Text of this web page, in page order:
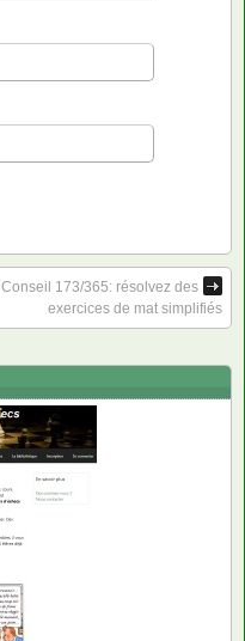
Conseil 173/365: résolvez des
exercices de mat simplifiés